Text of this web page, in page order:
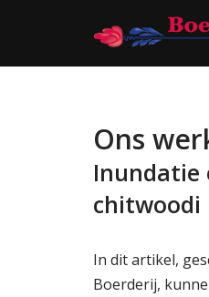
Ons
Inundatie
chitwoodi
In dit artikel,
Boerderij,